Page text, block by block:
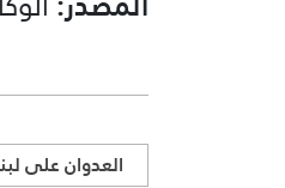
العدوان على